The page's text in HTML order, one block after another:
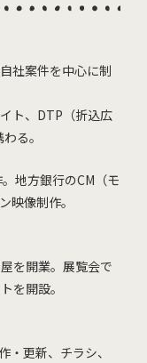
社案件を中心に制
ト、DTP（折込広
る。
地方銀行のCM（モ
映像制作。
を開業。展覧会で
を開設。
・更新、チラシ、